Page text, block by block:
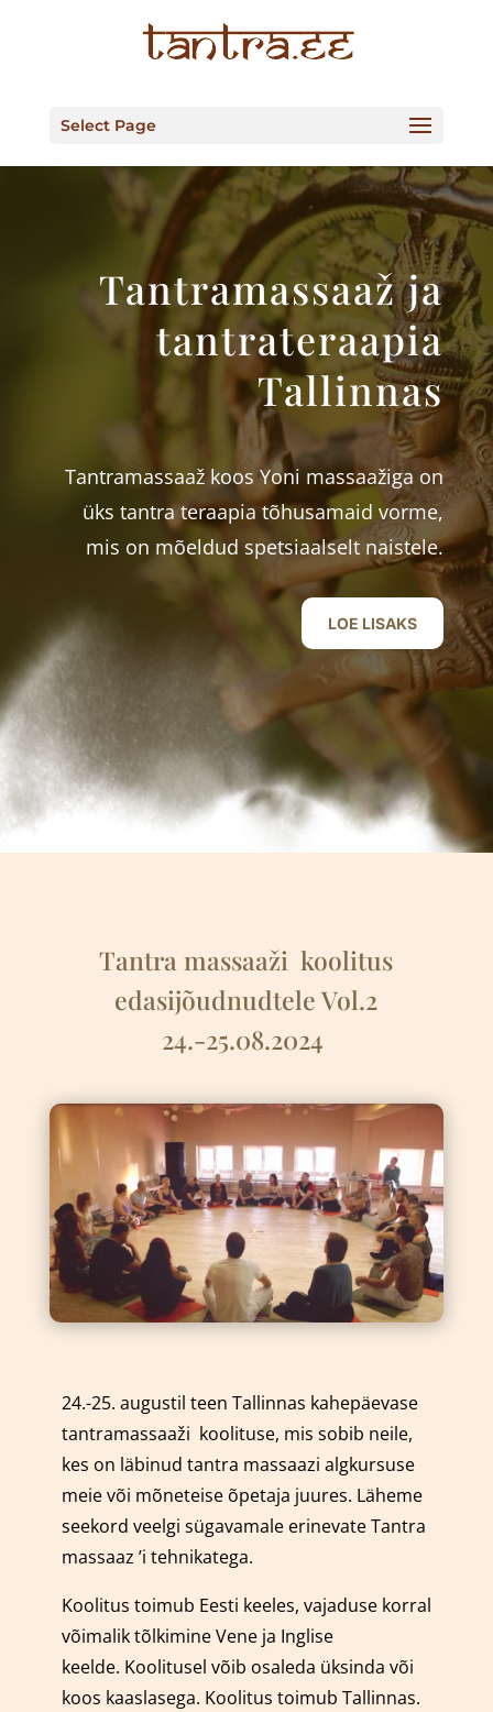
Select Page
Tantramassaaž ja
tantrateraapia
Tallinnas
Tantramassaaž koos Yoni massaažiga on
üks tantra teraapia tõhusamaid vorme,
mis on mõeldud spetsiaalselt naistele.
LOE LISAKS
Tantra massaaži koolitus
edasijõudnudtele Vol.2
24.-25.08.2024
24.-25. augustil teen Tallinnas kahepäevase
tantramassaaži koolituse, mis sobib neile,
kes on läbinud tantra massaazi algkursuse
meie või mõneteise õpetaja juures. Läheme
seekord veelgi sügavamale erinevate Tantra
massaaz ’i tehnikatega.
Koolitus toimub Eesti keeles, vajaduse korral
võimalik tõlkimine Vene ja Inglise
keelde. Koolitusel võib osaleda üksinda või
koos kaaslasega. Koolitus toimub Tallinnas.